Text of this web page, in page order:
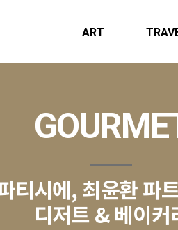
ART
시에, 최윤환 파
디저트 & 베이커